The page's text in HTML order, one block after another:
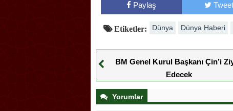
Paylaş
Etiketler: Dünya Dünya Haberi
BM Genel Kurul Başkanı Çin’i
Edecek
Yorumlar